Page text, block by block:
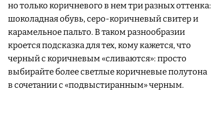
но только коричневого в нем три разных оттенка:
шоколадная обувь, серо-коричневый свитер и
карамельное пальто. В таком разнообразии
кроется подсказка для тех, кому кажется, что
черный с коричневым «сливаются»: просто
выбирайте более светлые коричневые полутона
в сочетании с «подвыстиранным» черным.